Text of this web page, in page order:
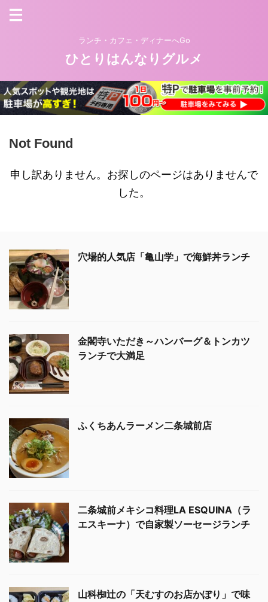
ランチ・カフェ・ディナーへGo
ひとりはんなりグルメ
Not Found
申し訳ありません。お探しのページはありませんで
した。
穴場的人気店「亀山学」で海鮮丼ランチ
金閣寺いただき～ハンバーグ＆トンカツ
ランチで大満足
ふくちあんラーメン二条城前店
二条城前メキシコ料理LA ESQUINA（ラ
エスキーナ）で自家製ソーセージランチ
山科椥辻の「天むすのお店かぽり」で味